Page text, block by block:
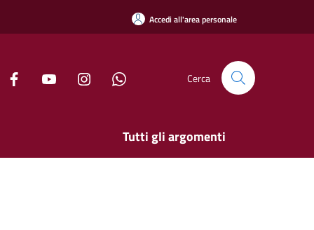
Accedi all'area personale
Cerca
Tutti gli argomenti